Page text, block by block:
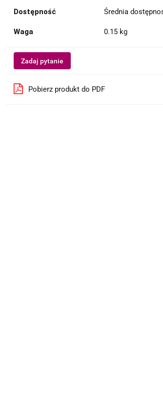
Dostępność Średnia
Waga 0.15 kg
Zadaj pytanie
Pobierz produkt do PDF